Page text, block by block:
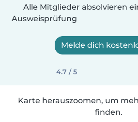
Alle Mitglieder absolvieren
Ausweisprüfung
Melde dich
4.7 / 5
Karte herauszoomen, um
finden.